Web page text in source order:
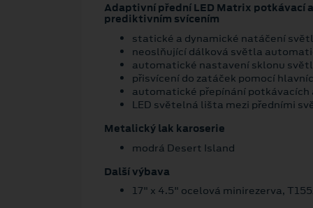
Adaptivní přední LED Matrix potkávací
prediktivním svícením
statické a dynamické natáčení
neoslňující dálková světla
automatické nastavení sklonu
přisvícení do zatáček pomocí
automatické přepínání potkávacích
LED světelná lišta mezi předními
Metalický lak karoserie
modrá Desert Island
Další výbava
17" x 4.5" ocelová minirezerva,